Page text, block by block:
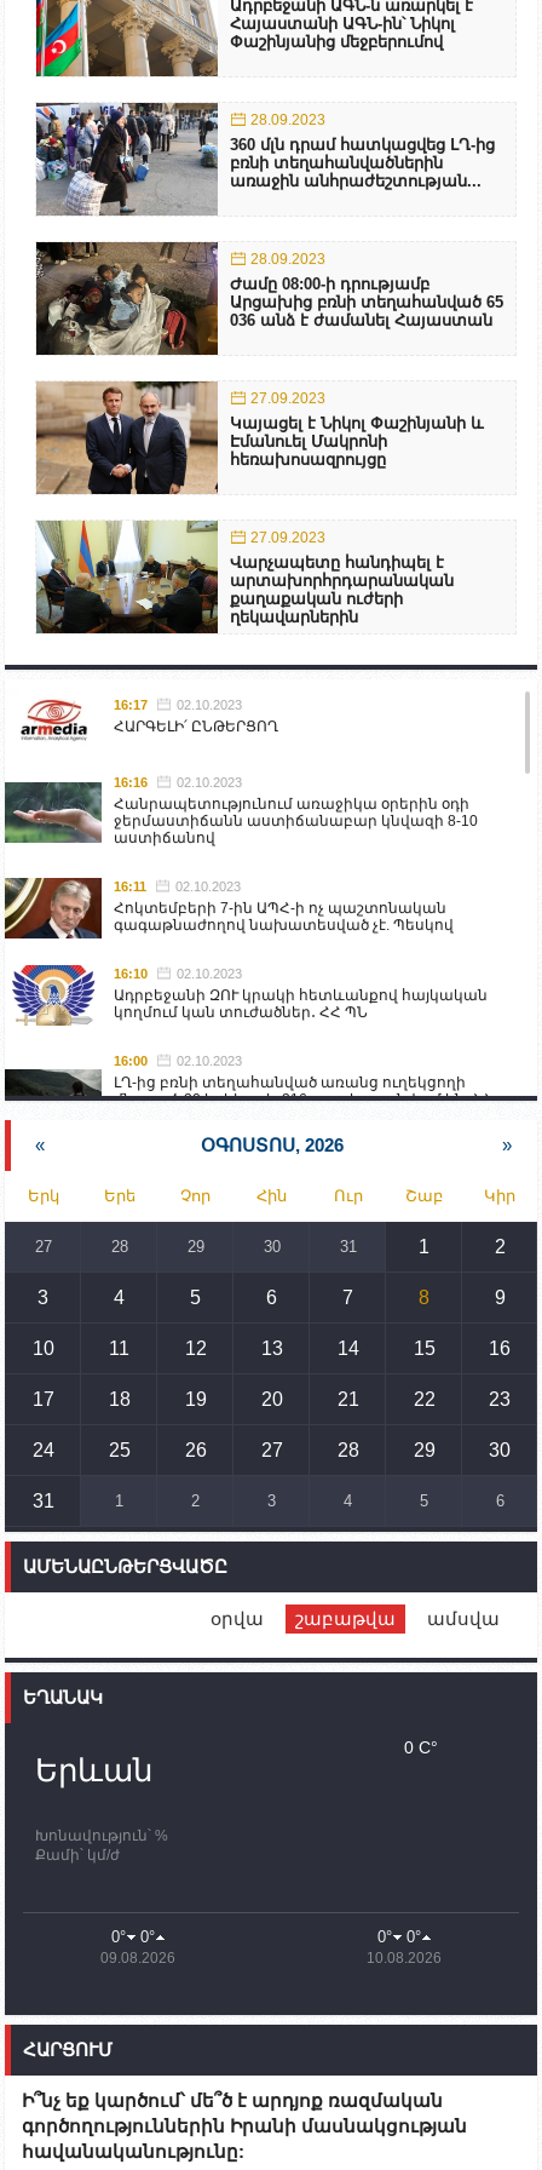
Ադրբեջանի ԱԳՆ-ն առարկել է
Հայաստանի ԱԳՆ-ին՝ Նիկոլ
Փաշինյանից մեջբերումով
28.09.2023
360 մլն դրամ հատկացվեց ԼՂ-ից
բռնի տեղահանվածներին
առաջին անհրաժեշտության...
28.09.2023
Ժամը 08:00-ի դրությամբ
Արցախից բռնի տեղահանված 65
036 անձ է ժամանել Հայաստան
27.09.2023
Կայացել է Նիկոլ Փաշինյանի և
Էմանուել Մակրոնի
հեռախոսազրույցը
27.09.2023
Վարչապետը հանդիպել է
արտախորհրդարանական
քաղաքական ուժերի
ղեկավարներին
16:17 02.10.2023
ՀԱՐԳԵԼԻ՛ ԸՆԹԵՐՑՈՂ
16:16 02.10.2023
Հանրապետությունում առաջիկա օրերին օդի
ջերմաստիճանն աստիճանաբար կնվազի 8-10
աստիճանով
16:11 02.10.2023
Հոկտեմբերի 7-ին ԱՊՀ-ի ոչ պաշտոնական
գագաթնաժողով նախատեսված չէ. Պեսկով
16:10 02.10.2023
Ադրբեջանի ԶՈՒ կրակի հետևանքով հայկական
կողմում կան տուժածներ․ ՀՀ ՊՆ
16:00 02.10.2023
ԼՂ-ից բռնի տեղահանված առանց ուղեկցողի
մնացած 20 երեխա և 216 տարեց գտնվում են ՀՀ
նախարարության հոգածության ներքո
Իրանը կողմ է տարածաշրջանի համար շահավետ
տրանսպորտային հաղորդակցությունների
զարգացմանը, սակայն ոչ՝ միջազգային
սահմանների փոփոխությանը
15:10 02.10.2023
սպառնալիքները կասեցնելու համար. իսպանացի
պատգամավորը Գորիսում է
14:54 02.10.2023
տեղակայված հայկական դիրքերի անձնակազմի
ունեն. կիպրոսցի խորհրդարանականը՝ Ալեն
Ֆրանսիայի ԱԳ նախարարը կայցելի Հայաստան
պատասխանատուներ կմնան ԼՂ-ում՝ մինչև
որոնողափրկարարական աշխատանքների
11:03
ՄԱԿ-ի առաքելությունը շատ, շատ, շատ օգտակար
Ադրբեջանի փոխվարչապետն այսօր կմեկնի
Ստեփանակերտ
10:07 02.10.2023
09:38 02.10.2023
Խումբն Արցախում կմնա` մինչև զոհվածների
աճյունների ու անհետ կորածների
« ՕԳՈՍՏՈՍ, 2026 »
Երկ Երե Չոր Հին Ուր Շաբ Կիր
27 28 29 30 31 1 2
3 4 5 6 7 8 9
10 11 12 13 14 15 16
17 18 19 20 21 22 23
24 25 26 27 28 29 30
31 1 2 3 4 5 6
ԱՄԵՆԱԸՆԹԵՐՑՎԱԾԸ
օրվա շաբաթվա ամսվա
ԵՂԱՆԱԿ
Երևան
Խոնավություն՝ %
Քամի՝ կմ/ժ
0 C°
0° 0°
09.08.2026
0° 0°
10.08.2026
ՀԱՐՑՈՒՄ
Ի՞նչ եք կարծում՝ մե՞ծ է արդյոք ռազմական
գործողություններին Իրանի մասնակցության
հավանականությունը: